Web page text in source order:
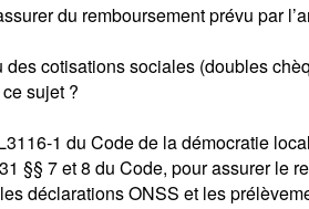
du remboursement prévu par
cotisations sociales (doubles
sujet ?
1 du Code de la démocratie
§§ 7 et 8 du Code, pour assurer le
déclarations ONSS et les